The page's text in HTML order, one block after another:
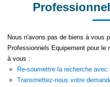
Type de bien
Budget max
Nous n'avons pas de biens à vous
Professionnels Equipement pour
à vous :
Re-soumettre la recherche avec
Transmettez-nous votre